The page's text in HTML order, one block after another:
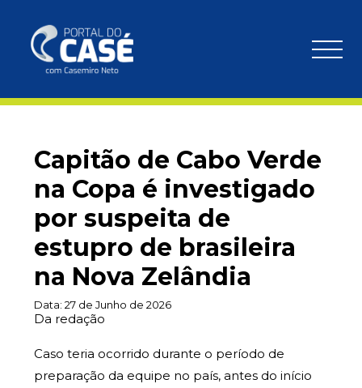
Capitão de Cabo Verde
na Copa é investigado
por suspeita de
estupro de brasileira
na Nova Zelândia
Data: 27 de Junho de 2026
Da redação
Caso teria ocorrido durante o período de
preparação da equipe no país, antes do início